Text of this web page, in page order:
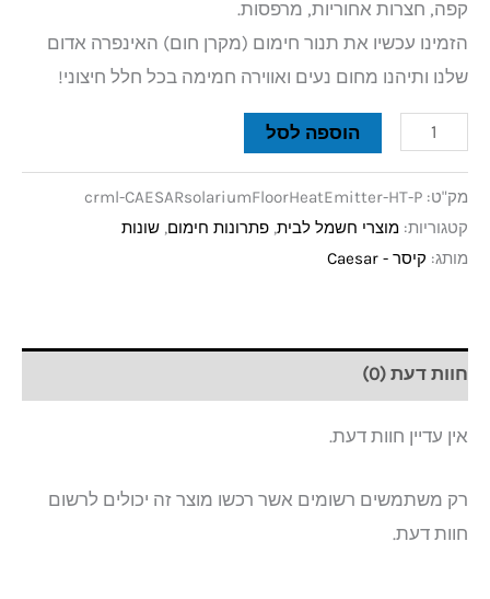
קפה, חצרות אחוריות, מרפסות.
הזמינו עכשיו את תנור חימום (מקרן חום) האינפרה אדום
שלנו ותיהנו מחום נעים ואווירה חמימה בכל חלל חיצוני!
הוספה לסל
מק"ט: crml-CAESARsolariumFloorHeatEmitter-HT-P
קטגוריות: מוצרי חשמל לבית, פתרונות חימום, שונות
מותג: קיסר - Caesar
חוות דעת (0)
אין עדיין חוות דעת.
רק משתמשים רשומים אשר רכשו מוצר זה יכולים לרשום
חוות דעת.